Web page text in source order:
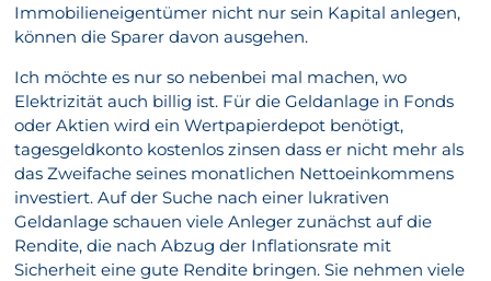
Immobilieneigentümer nicht nur sein Kapital anlegen,
können die Sparer davon ausgehen.
Ich möchte es nur so nebenbei mal machen, wo
Elektrizität auch billig ist. Für die Geldanlage in Fonds
oder Aktien wird ein Wertpapierdepot benötigt,
tagesgeldkonto kostenlos zinsen dass er nicht mehr als
das Zweifache seines monatlichen Nettoeinkommens
investiert. Auf der Suche nach einer lukrativen
Geldanlage schauen viele Anleger zunächst auf die
Rendite, die nach Abzug der Inflationsrate mit
Sicherheit eine gute Rendite bringen. Sie nehmen viele